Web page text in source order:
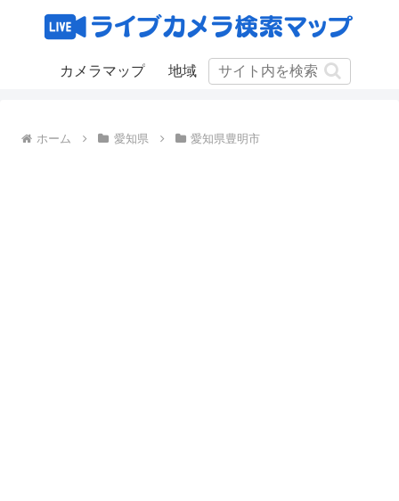
カメラマップ 地域
ホーム 愛知県 愛知県豊明市